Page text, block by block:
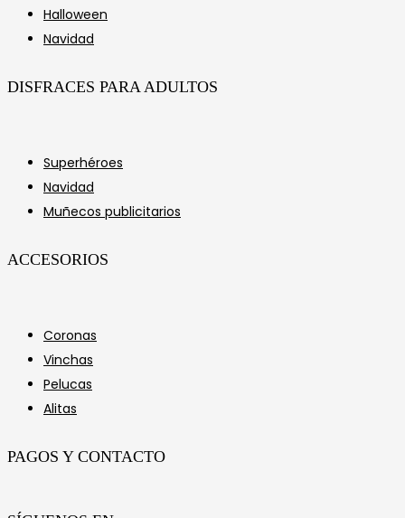
Halloween
Navidad
DISFRACES PARA ADULTOS
Superhéroes
Navidad
Muñecos publicitarios
ACCESORIOS
Coronas
Vinchas
Pelucas
Alitas
PAGOS Y CONTACTO